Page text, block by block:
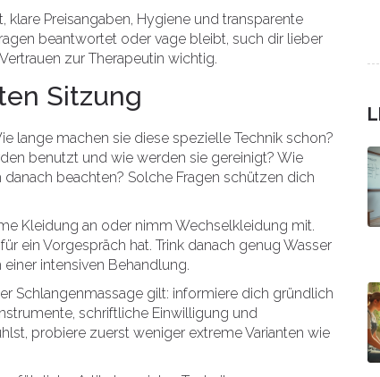
klare Preisangaben, Hygiene und transparente
beantwortet oder vage bleibt, such dir lieber
zur Therapeutin wichtig.
Sitzung
lange machen sie diese spezielle Technik schon?
benutzt und wie werden sie gereinigt? Wie
beachten? Solche Fragen schützen dich
Kleidung an oder nimm Wechselkleidung mit.
ein Vorgespräch hat. Trink danach genug Wasser
intensiven Behandlung.
Schlangenmassage gilt: informiere dich gründlich
schriftliche Einwilligung und
probiere zuerst weniger extreme Varianten wie